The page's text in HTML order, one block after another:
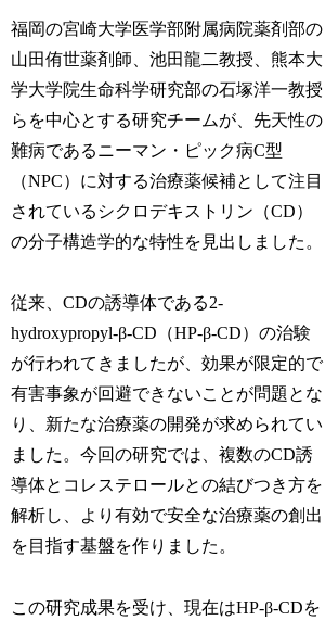
福岡の宮崎大学医学部附属病院薬剤部の
山田侑世薬剤師、池田龍二教授、熊本大
学大学院生命科学研究部の石塚洋一教授
らを中心とする研究チームが、先天性の
難病であるニーマン・ピック病C型
（NPC）に対する治療薬候補として注目
されているシクロデキストリン（CD）
の分子構造学的な特性を見出しました。
従来、CDの誘導体である2-
hydroxypropyl-β-CD（HP-β-CD）の治験
が行われてきましたが、効果が限定的で
有害事象が回避できないことが問題とな
り、新たな治療薬の開発が求められてい
ました。今回の研究では、複数のCD誘
導体とコレステロールとの結びつき方を
解析し、より有効で安全な治療薬の創出
を目指す基盤を作りました。
この研究成果を受け、現在はHP-β-CDを